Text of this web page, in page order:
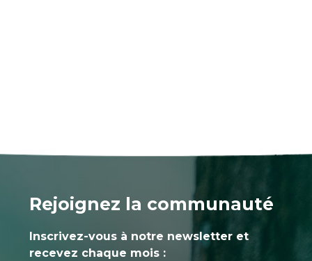
Rejoignez la communauté
Inscrivez-vous à notre newsletter et
recevez chaque mois :